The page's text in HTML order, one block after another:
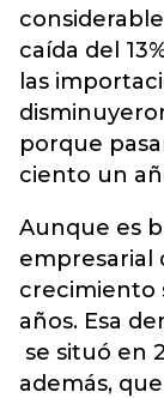
caída del
las
porque
ciento un
Aunque es
empresarial
crecimiento
años. Esa
se situó en
además,